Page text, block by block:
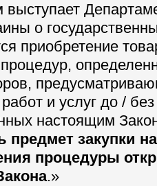
выступает
о
приобретение
и услуг до /
настоящим
предмет закупки
процедуры
.»